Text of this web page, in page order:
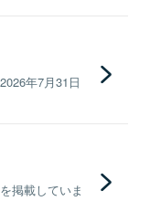
年7月31日
掲載していま